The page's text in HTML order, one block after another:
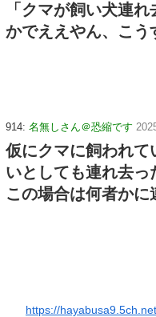
「クマが飼い犬連
かでええやん、こう
914: 名無しさん＠恐縮です
仮にクマに飼われて
いとしても連れ去っ
この場合は何者か
https://